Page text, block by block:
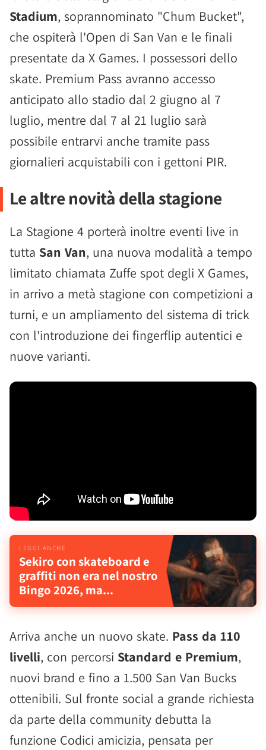
Stadium, soprannominato "Chum Bucket",
che ospiterà l'Open di San Van e le finali
presentate da X Games. I possessori dello
skate. Premium Pass avranno accesso
anticipato allo stadio dal 2 giugno al 7
luglio, mentre dal 7 al 21 luglio sarà
possibile entrarvi anche tramite pass
giornalieri acquistabili con i gettoni PIR.
Le altre novità della stagione
La Stagione 4 porterà inoltre eventi live in
tutta San Van, una nuova modalità a tempo
limitato chiamata Zuffe spot degli X Games,
in arrivo a metà stagione con competizioni a
turni, e un ampliamento del sistema di trick
con l'introduzione dei fingerflip autentici e
nuove varianti.
Sekiro con skateboard e
graffiti non era nel nostro
Bingo 2026, ma...
Arriva anche un nuovo skate. Pass da 110
livelli, con percorsi Standard e Premium,
nuovi brand e fino a 1.500 San Van Bucks
ottenibili. Sul fronte social a grande richiesta
da parte della community debutta la
funzione Codici amicizia, pensata per